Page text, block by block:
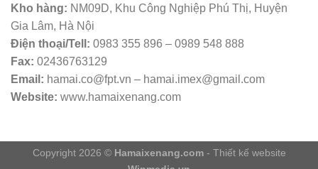
Kho hàng: NM09D, Khu Công Nghiệp Phú Thị, Huyện
Gia Lâm, Hà Nội
Điện thoại/Tell: 0983 355 896 – 0989 548 888
Fax: 02436763129
Email: hamai.co@fpt.vn – hamai.imex@gmail.com
Website: www.hamaixenang.com
Copyright 2026 © Hamaixenang.com- Thiết kế website